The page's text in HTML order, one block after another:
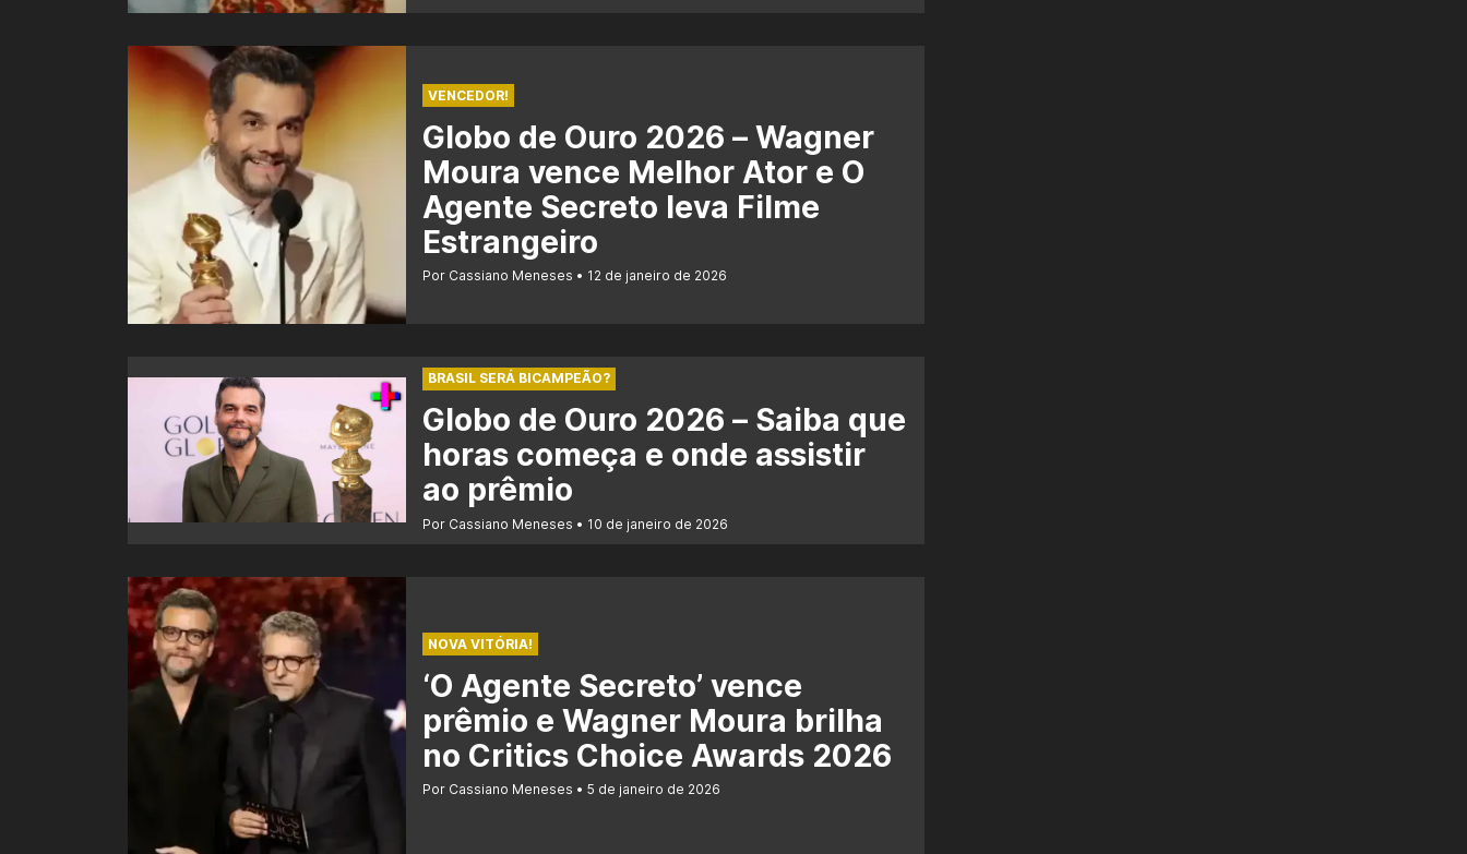
VENCEDOR!
Globo de Ouro 2026 – Wagner
Moura vence Melhor Ator e O
Agente Secreto leva Filme
Estrangeiro
Por Cassiano Meneses 12 de janeiro de 2026
BRASIL SERÁ BICAMPEÃO?
Globo de Ouro 2026 – Saiba que
horas começa e onde assistir
ao prêmio
Por Cassiano Meneses 10 de janeiro de 2026
NOVA VITÓRIA!
‘O Agente Secreto’ vence
prêmio e Wagner Moura brilha
no Critics Choice Awards 2026
Por Cassiano Meneses 5 de janeiro de 2026